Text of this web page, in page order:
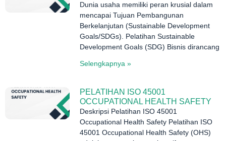
Dunia usaha memiliki peran krusial dalam
mencapai Tujuan Pembangunan
Berkelanjutan (Sustainable Development
Goals/SDGs). Pelatihan Sustainable
Development Goals (SDG) Bisnis dirancang
Selengkapnya »
PELATIHAN ISO 45001
OCCUPATIONAL HEALTH SAFETY
Deskripsi Pelatihan ISO 45001
Occupational Health Safety Pelatihan ISO
45001 Occupational Health Safety (OHS)